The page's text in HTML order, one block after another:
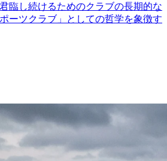
臨し続けるためのクラブの長期的な
ーツクラブ」としての哲学を象徴す